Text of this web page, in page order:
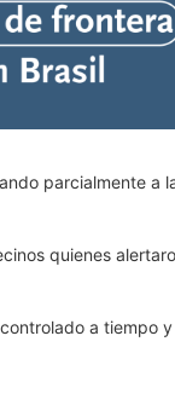
parcialmente a
quienes
a tiempo